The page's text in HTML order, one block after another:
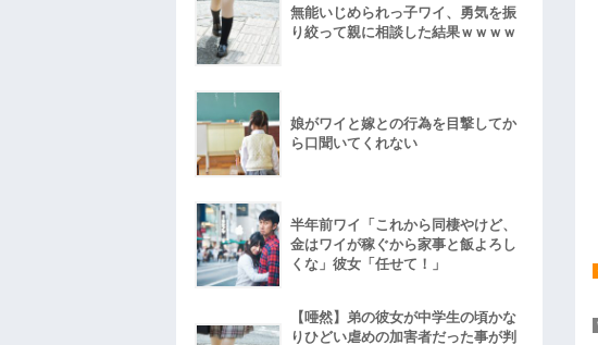
無能いじめられっ子ワイ、勇気を振
り絞って親に相談した結果ｗｗｗｗ
娘がワイと嫁との行為を目撃してか
ら口聞いてくれない
半年前ワイ「これから同棲やけど、
金はワイが稼ぐから家事と飯よろし
くな」彼女「任せて！」
【唖然】弟の彼女が中学生の頃かな
りひどい虐めの加害者だった事が判